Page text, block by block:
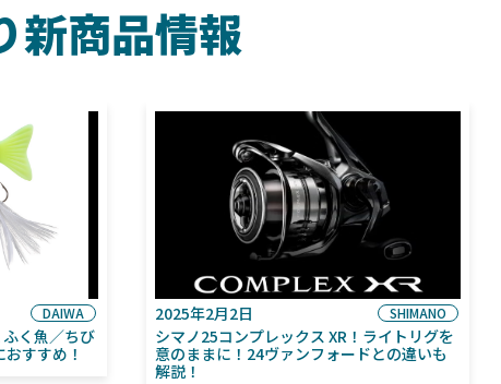
新商品情報
DAIWA
く魚／ちび
すすめ！
2025年2月2日 SHIMANO
シマノ25コンプレックス XR！ライトリグを
意のままに！24ヴァンフォードとの違いも
解説！